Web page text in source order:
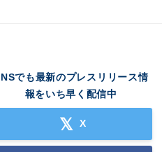
でも最新のプレスリリース情
報をいち早く配信中
X